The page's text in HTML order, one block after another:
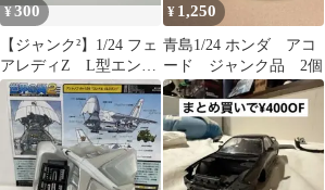
¥300
【ジャンク²】1/24 フェ
アレディZ L型エンジ
ン対応 ソレックスキ
ャブレター
¥ 1,250
青島1/24 ホンダ アコ
ード ジャンク品 2個